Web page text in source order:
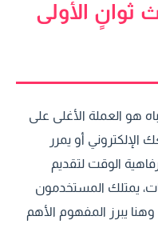
ثوانٍ الأولى
هو العملة الأغلى على
أو يمرر
الوقت لتقديم
يمتلك المستخدمون
يبرز المفهوم الأهم